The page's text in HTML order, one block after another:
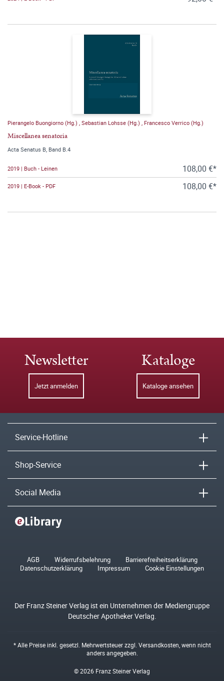
Pierangelo Buongiorno (Hg.) Sebastian Lohsse (Hg.) Francesco Verrico (Hg.)
Miscellanea senatoria
Acta Senatus B, Band B.4
2019 | Buch - Leinen 108,00 €*
2019 | E-Book - PDF 108,00 €*
Newsletter
Jetzt anmelden
Kataloge
Kataloge ansehen
Service-Hotline
Shop-Service
Social Media
AGB Widerrufsbelehrung
Barrierefreiheitserklärung
Datenschutzerklärung
Impressum Cookie Einstellungen
Der Franz Steiner Verlag ist ein Unternehmen der Mediengruppe
Deutscher Apotheker Verlag.
* Alle Preise inkl. gesetzl. Mehrwertsteuer zzgl. Versandkosten , wenn nicht
anders angegeben.
© 2026 Franz Steiner Verlag